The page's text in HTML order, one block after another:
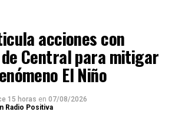
transferencias por USD 36
de los cuales, USD 22 millones
USD 12 millones a
de energía y USD 1,7 millones
en concepto de resarcimiento.
las transferencias
paraguayo alcanzaron
acciones con
Central para mitigar
El Niño
15 horas en 07/08/2026
Radio Positiva